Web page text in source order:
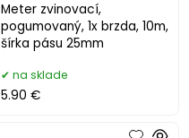
Meter zvinovací,
pogumovaný, 1x brzda, 10m,
šírka pásu 25mm
na sklade
5.90 €